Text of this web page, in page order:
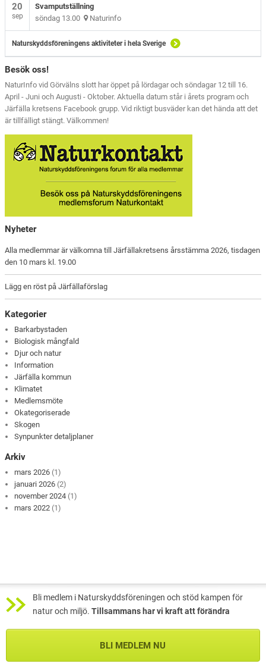
20
sep
Svamputställning
söndag 13.00 Naturinfo
Naturskyddsföreningens aktiviteter i hela Sverige
Besök oss!
NaturInfo vid Görvälns slott har öppet på lördagar och söndagar 12 till 16.
April - Juni och Augusti - Oktober. Aktuella datum står i årets program och
Järfälla kretsens Facebook grupp. Vid riktigt busväder kan det hända att det
är tillfälligt stängt. Välkommen!
Nyheter
Alla medlemmar är välkomna till Järfällakretsens årsstämma 2026, tisdagen
den 10 mars kl. 19.00
Lägg en röst på Järfällaförslag
Kategorier
Barkarbystaden
Biologisk mångfald
Djur och natur
Information
Järfälla kommun
Klimatet
Medlemsmöte
Okategoriserade
Skogen
Synpunkter detaljplaner
Arkiv
mars 2026 (1)
januari 2026 (2)
november 2024 (1)
mars 2022 (1)
Bli medlem i Naturskyddsföreningen och stöd kampen för
natur och miljö. Tillsammans har vi kraft att förändra
BLI MEDLEM NU